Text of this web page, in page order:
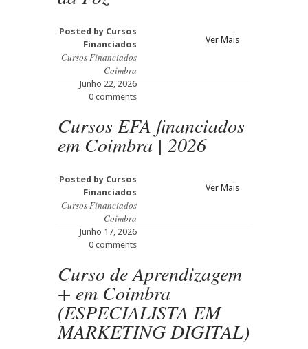
Posted by Cursos
Financiados
Cursos Financiados
Coimbra
Junho 22, 2026
0 comments
Ver Mais
Cursos EFA financiados
em Coimbra | 2026
Posted by Cursos
Financiados
Cursos Financiados
Coimbra
Junho 17, 2026
0 comments
Ver Mais
Curso de Aprendizagem
+ em Coimbra
(ESPECIALISTA EM
MARKETING DIGITAL)